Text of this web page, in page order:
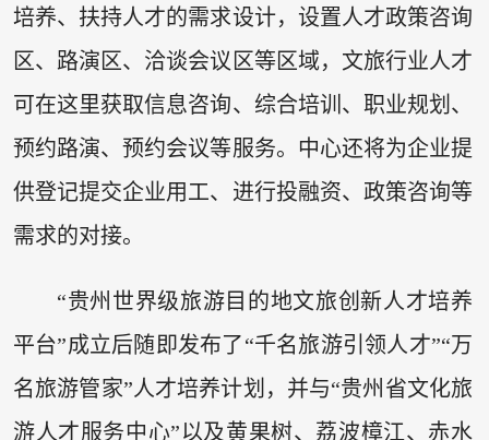
培养、扶持人才的需求设计，设置人才政策咨询
区、路演区、洽谈会议区等区域，文旅行业人才
可在这里获取信息咨询、综合培训、职业规划、
预约路演、预约会议等服务。中心还将为企业提
供登记提交企业用工、进行投融资、政策咨询等
需求的对接。
“贵州世界级旅游目的地文旅创新人才培养
平台”成立后随即发布了“千名旅游引领人才”“万
名旅游管家”人才培养计划，并与“贵州省文化旅
游人才服务中心”以及黄果树、荔波樟江、赤水